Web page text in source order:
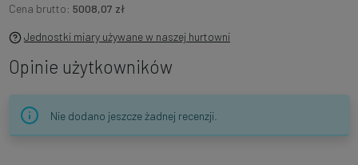
Cena brutto: 5008,07 zł
Jednostki miary używane w naszej hurtowni
Opinie użytkowników
Nie dodano jeszcze żadnej recenzji.